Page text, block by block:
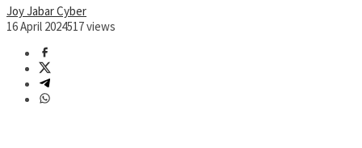
Joy Jabar Cyber
16 April 2024517 views